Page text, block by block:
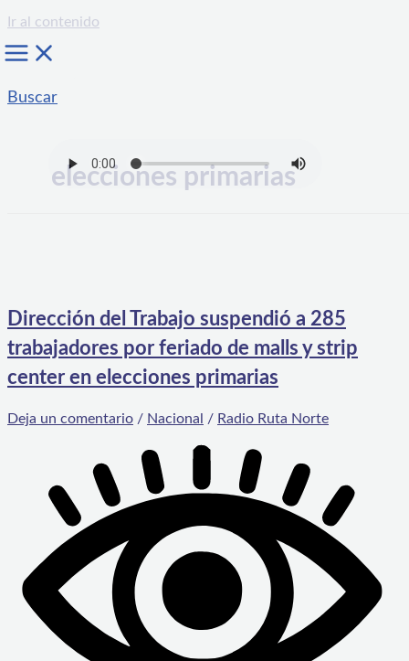
Ir al contenido
Buscar
elecciones primarias
Dirección del Trabajo suspendió a 285
trabajadores por feriado de malls y strip
center en elecciones primarias
Deja un comentario / Nacional / Radio Ruta Norte